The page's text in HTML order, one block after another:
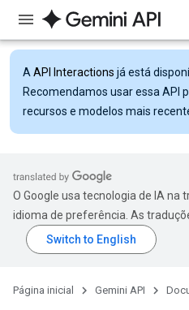
A API Interactions já está
Recomendamos usar essa API
recursos e modelos mais
O Google usa tecnologia de IA na
idioma de preferência. As
Página inicial Gemini API